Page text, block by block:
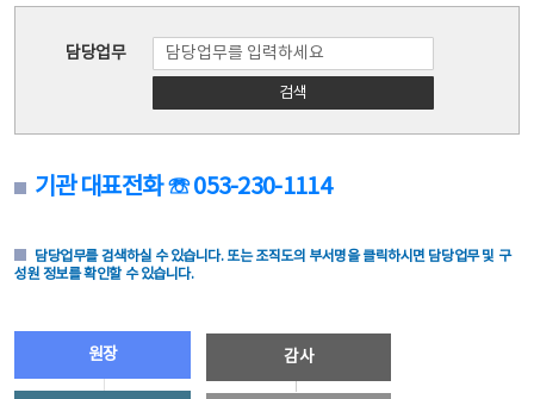
담당업무
검색
기관 대표전화 ☏ 053-230-1114
담당업무를 검색하실 수 있습니다. 또는 조직도의 부서명을 클릭하시면 담당업무 및 구
성원 정보를 확인할 수 있습니다.
원장 감사